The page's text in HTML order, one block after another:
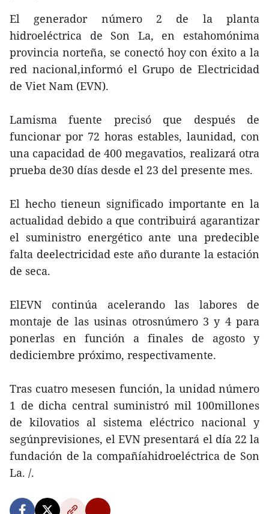
El generador número 2 de la planta
hidroeléctrica de Son La, en estahomónima
provincia norteña, se conectó hoy con éxito a la
red nacional,informó el Grupo de Electricidad
de Viet Nam (EVN).
Lamisma fuente precisó que después de
funcionar por 72 horas estables, launidad, con
una capacidad de 400 megavatios, realizará otra
prueba de30 días desde el 23 del presente mes.
El hecho tieneun significado importante en la
actualidad debido a que contribuirá agarantizar
el suministro energético ante una predecible
falta deelectricidad este año durante la estación
de seca.
ElEVN continúa acelerando las labores de
montaje de las usinas otrosnúmero 3 y 4 para
ponerlas en función a finales de agosto y
dediciembre próximo, respectivamente.
Tras cuatro mesesen función, la unidad número
1 de dicha central suministró mil 100millones
de kilovatios al sistema eléctrico nacional y
segúnprevisiones, el EVN presentará el día 22 la
fundación de la compañíahidroeléctrica de Son
La. /.